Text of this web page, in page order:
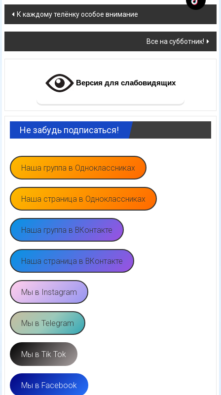
Навигация
по
записям
К каждому телёнку особое внимание
Все на субботник!
Версия для слабовидящих
Не забудь подписаться!
Наша группа в Одноклассниках
Наша страница в Одноклассниках
Наша группа в ВКонтакте
Наша страница в ВКонтакте
Мы в Instagram
Мы в Telegram
Мы в Tik Tok
Мы в Facebook